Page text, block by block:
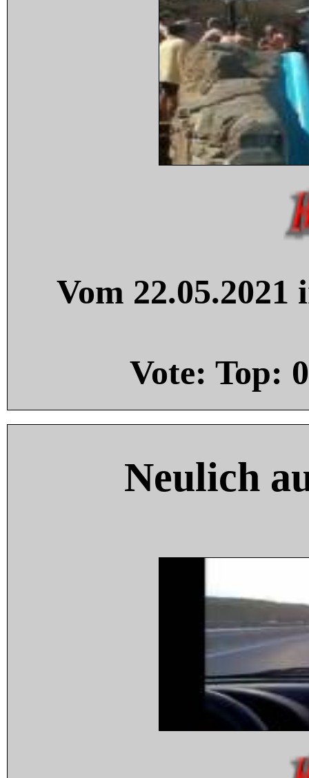
Vom
Vote: Top: 0
Neulich